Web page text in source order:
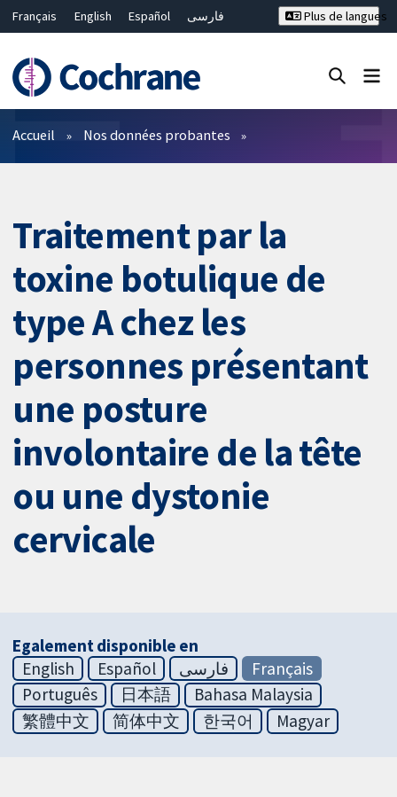
Français English Español
فارسی
Bahasa Malaysia
ไทย
繁體中文
简体中文
Plus de langues
Filtres
Accueil Nos données probantes
Traitement par la
toxine botulique de
type A chez les
personnes présentant
une posture
involontaire de la tête
ou une dystonie
cervicale
Egalement disponible en
English
Español فارسی
Français
Português
日本語
Bahasa Malaysia
繁體中文
简体中文 한국어 Magyar